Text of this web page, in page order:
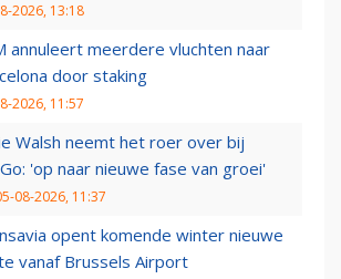
2026, 13:18
annuleert meerdere vluchten naar
door staking
2026, 11:57
Walsh neemt het roer over bij
'op naar nieuwe fase van groei'
08-2026, 11:37
opent komende winter nieuwe
vanaf Brussels Airport